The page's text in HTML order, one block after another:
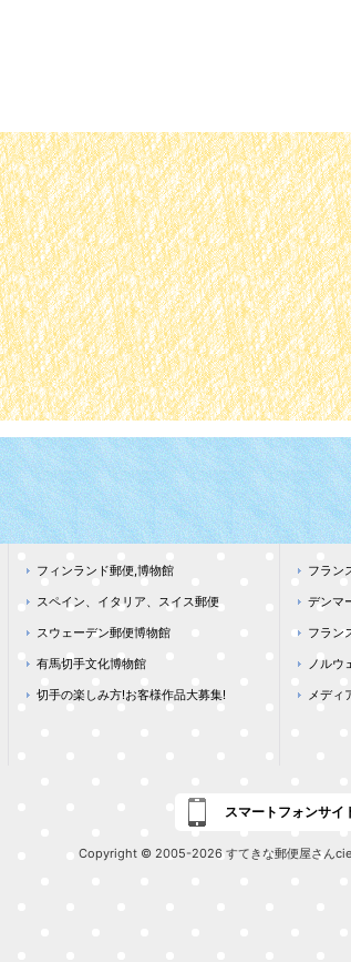
フィンランド郵便,博物館
スペイン、イタリア、スイス郵便
スウェーデン郵便博物館
有馬切手文化博物館
切手の楽しみ方!お客様作品大募集!
フラン
デンマ
フラン
ノルウ
メディ
スマートフォンサイ
Copyright © 2005-2026 すてきな郵便屋さん